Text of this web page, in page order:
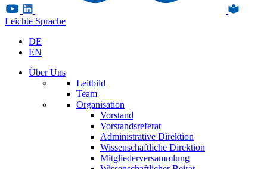
Leichte Sprache
DE
EN
Über Uns
Leitbild
Team
Organisation
Vorstand
Vorstandsreferat
Administrative Direktion
Wissenschaftliche Direktion
Mitgliederversammlung